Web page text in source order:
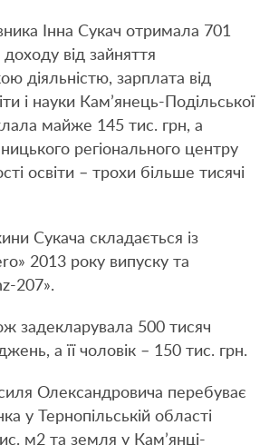
Інна Сукач отримала 701
від зайняття
діяльністю, зарплата від
і науки Кам’янець-Подільської
майже 145 тис. грн, а
регіонального центру
освіти – трохи більше тисячі
Сукача складається із
2013 року випуску та
207».
задекларувала 500 тисяч
а її чоловік – 150 тис. грн.
Олександровича перебуває
у Тернопільській області
м2 та земля у Кам’янці-